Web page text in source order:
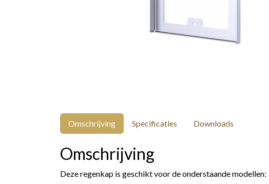
Omschrijving Specificaties Downloads
Omschrijving
Deze regenkap is geschikt voor de onderstaande modellen: